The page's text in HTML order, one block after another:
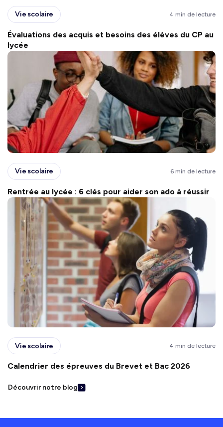
Vie scolaire 4 min de lecture
Évaluations des acquis et besoins des élèves du CP au
lycée
Vie scolaire 6 min de lecture
Rentrée au lycée : 6 clés pour aider son ado à réussir
Vie scolaire 4 min de lecture
Calendrier des épreuves du Brevet et Bac 2026
Découvrir notre blog